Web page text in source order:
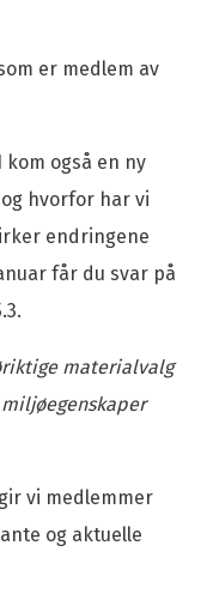
er medlem av
kom også en ny
hvorfor har vi
endringene
får du svar på
materialvalg
vi medlemmer
og aktuelle